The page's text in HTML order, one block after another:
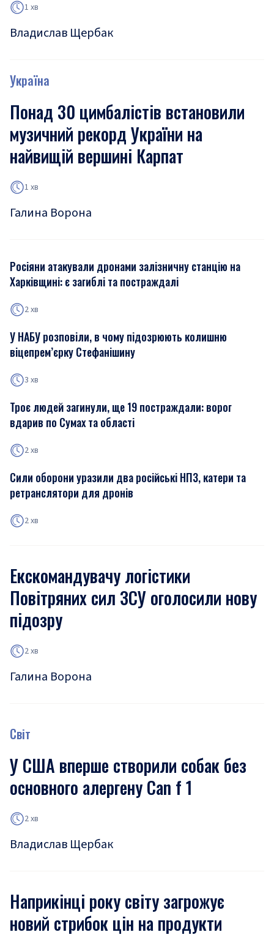
1 хв
Владислав Щербак
Україна
Понад 30 цимбалістів встановили
музичний рекорд України на
найвищій вершині Карпат
1 хв
Галина Ворона
Росіяни атакували дронами залізничну станцію на
Харківщині: є загиблі та постраждалі
2 хв
У НАБУ розповіли, в чому підозрюють колишню
віцепрем’єрку Стефанішину
3 хв
Троє людей загинули, ще 19 постраждали: ворог
вдарив по Сумах та області
2 хв
Сили оборони уразили два російські НПЗ, катери та
ретранслятори для дронів
2 хв
Екскомандувачу логістики
Повітряних сил ЗСУ оголосили нову
підозру
2 хв
Галина Ворона
Світ
У США вперше створили собак без
основного алергену Can f 1
2 хв
Владислав Щербак
Наприкінці року світу загрожує
новий стрибок цін на продукти